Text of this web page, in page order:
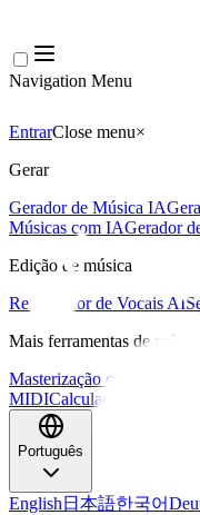
Navigation Menu
EntrarClose menu×
Gerar
Gerador de Música IA
Músicas com IAGerador
Edição de música
Removedor de Vocais AI
Mais ferramentas de música
Masterização com IA
MIDICalculadora de BPM
Português
English 日本語한국어